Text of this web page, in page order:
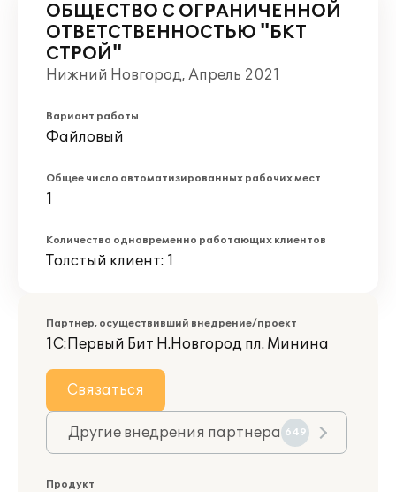
ОБЩЕСТВО С ОГРАНИЧЕННОЙ
ОТВЕТСТВЕННОСТЬЮ "БКТ
СТРОЙ"
Нижний Новгород, Апрель 2021
Вариант работы
Файловый
Общее число автоматизированных рабочих мест
1
Количество одновременно работающих клиентов
Толстый клиент: 1
Партнер, осуществивший внедрение/проект
1С:Первый Бит Н.Новгород пл. Минина
Связаться
Другие внедрения партнера 649
Продукт